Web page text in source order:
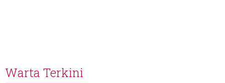
Warta Terkini